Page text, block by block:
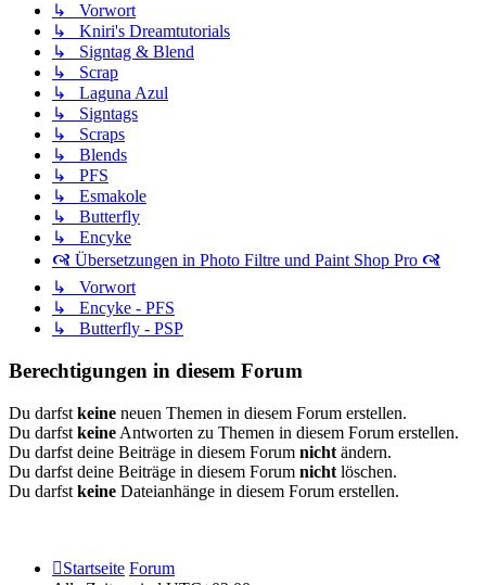
↳ Vorwort
↳ Kniri's Dreamtutorials
↳ Signtag & Blend
↳ Scrap
↳ Laguna Azul
↳ Signtags
↳ Scraps
↳ Blends
↳ PFS
↳ Esmakole
↳ Butterfly
↳ Encyke
🙧 Übersetzungen in Photo Filtre und Paint Shop Pro 🙧
↳ Vorwort
↳ Encyke - PFS
↳ Butterfly - PSP
Berechtigungen in diesem Forum
Du darfst keine neuen Themen in diesem Forum erstellen.
Du darfst keine Antworten zu Themen in diesem Forum erstellen.
Du darfst deine Beiträge in diesem Forum nicht ändern.
Du darfst deine Beiträge in diesem Forum nicht löschen.
Du darfst keine Dateianhänge in diesem Forum erstellen.
Startseite Forum